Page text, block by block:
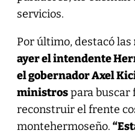
servicios.
Por último, destacó las
ayer el intendente
el gobernador Axel
ministrospara buscar
reconstruir el frente
montehermoseño.